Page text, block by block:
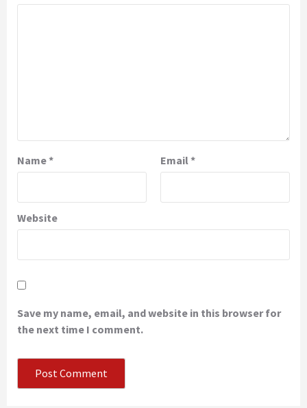
Name* Email *
Website
Save my name, email, and website in this browser for
the next time I comment.